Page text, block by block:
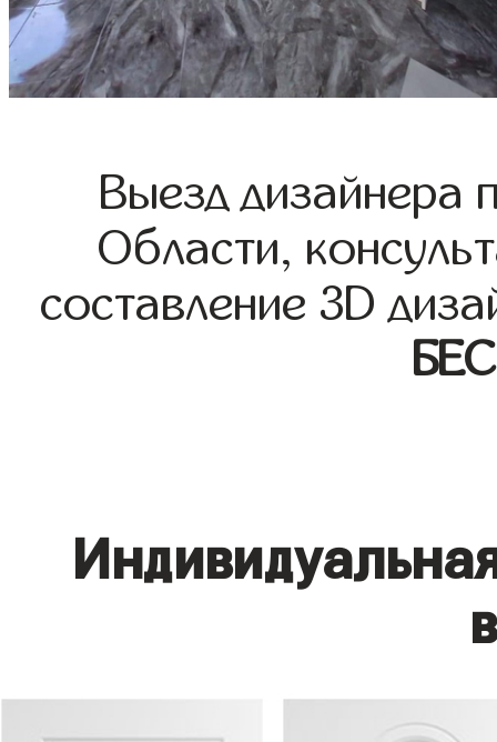
Выезд дизайнера
Области,
составление 3D